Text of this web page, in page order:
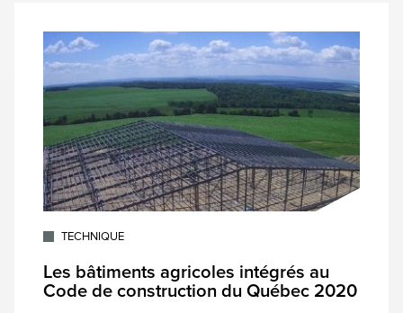
TECHNIQUE
Les bâtiments agricoles intégrés au
Code de construction du Québec 2020